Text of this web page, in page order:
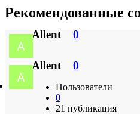
Рекомендованные
Allent 0
Allent 0
Пользователи
0
21 публикация